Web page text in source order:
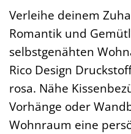
Verleihe deinem
Romantik und
selbstgenähten
Rico Design
rosa. Nähe
Vorhänge oder
Wohnraum eine